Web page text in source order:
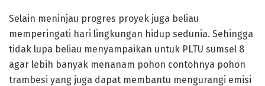
Selain meninjau progres proyek juga beliau
memperingati hari lingkungan hidup sedunia. Sehingga
tidak lupa beliau menyampaikan untuk PLTU sumsel 8
agar lebih banyak menanam pohon contohnya pohon
trambesi yang juga dapat membantu mengurangi emisi